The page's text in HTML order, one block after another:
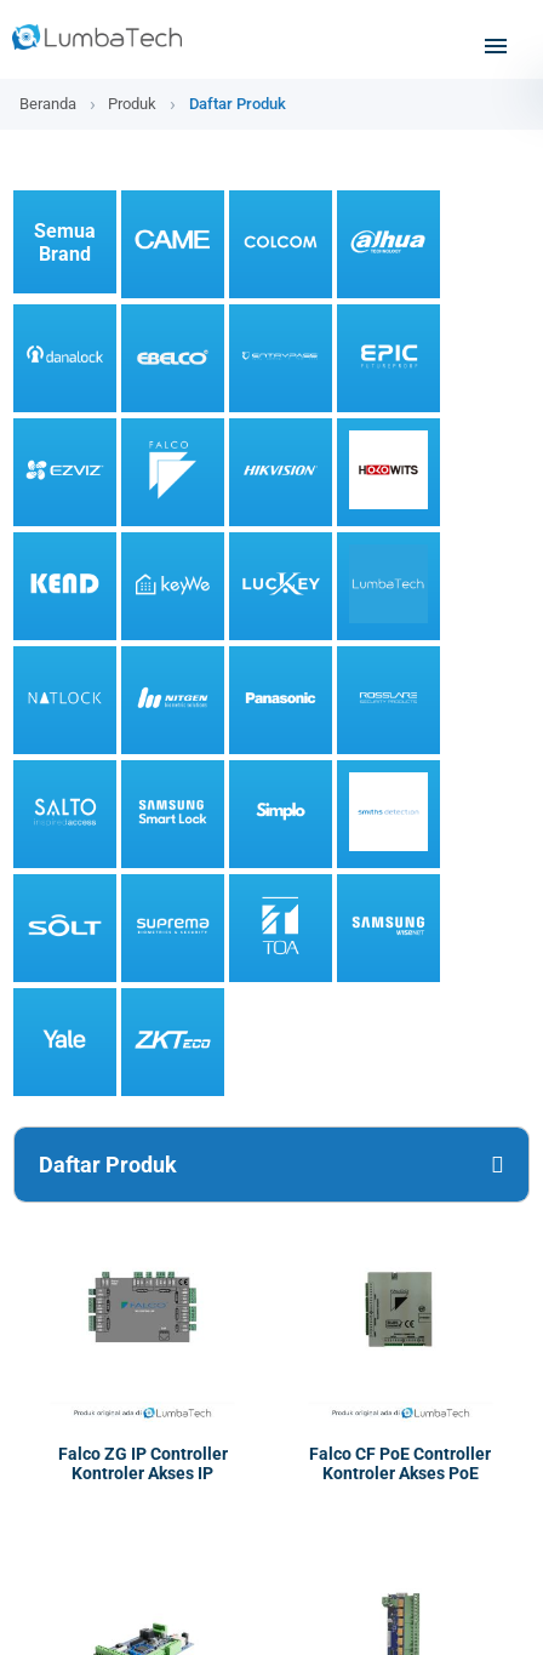
Beranda Produk Daftar Produk
Semua
Brand
Daftar Produk
Falco ZG IP Controller
Kontroler Akses IP
Falco CF PoE Controller
Kontroler Akses PoE